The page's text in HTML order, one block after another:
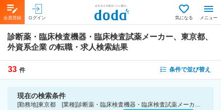
会員登録 ログイン 気になる メニュー
診断薬・臨床検査機器・臨床検査試薬メーカー、東京都、
外資系企業 の転職・求人検索結果
33 件 条件で並び替え
現在の検索条件
[勤務地]東京都 [業種]診断薬・臨床検査機器・臨床検査試薬メーカー-医薬品・医療機器・ライフサイエンス・医療系サービス [詳細条件](会社・職場の環境)外資系企業